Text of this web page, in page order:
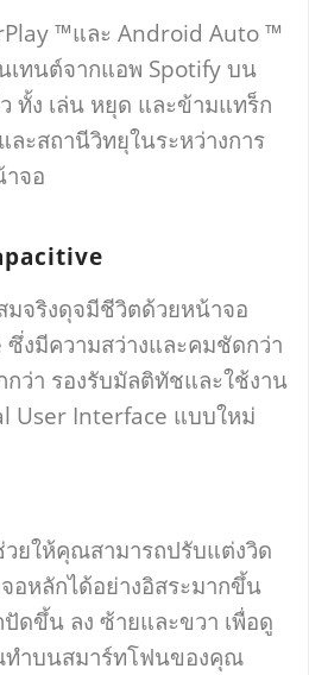
™และ Android Auto ™
ทนต์จากแอพ Spotify บน
ทั้ง เล่น หยุด และข้ามแทร็ก
ละสถานีวิทยุในระหว่างการ
าจอ
มจริงดุจมีชีวิตด้วยหน้าจอ
งมีความสว่างและคมชัดกว่า
กว่า รองรับมัลติทัชและใช้งาน
User Interface แบบใหม่
ยให้คุณสามารถปรับแต่งวิด
อหลักได้อย่างอิสระมากขึ้น
ดขึ้น ลง ซ้ายและขวา เพื่อดู
ทำบนสมาร์ทโฟนของคุณ